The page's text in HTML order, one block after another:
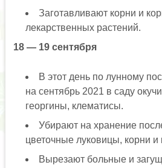
Заготавливают корни и
лекарственных растений.
18 — 19 сентября
В этот день по лунному
на сентябрь 2021 в саду
георгины, клематисы.
Убирают на хранение
цветочные луковицы, корни и
Вырезают больные и